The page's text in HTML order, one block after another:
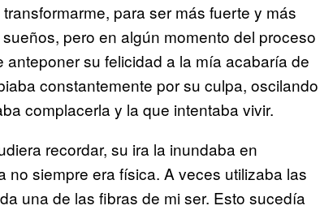
para ser más fuerte y más
pero en algún momento del proceso
su felicidad a la mía acabaría de
constantemente por su culpa, oscilando
complacerla y la que intentaba vivir.
recordar, su ira la inundaba en
siempre era física. A veces utilizaba las
una de las fibras de mi ser. Esto sucedía